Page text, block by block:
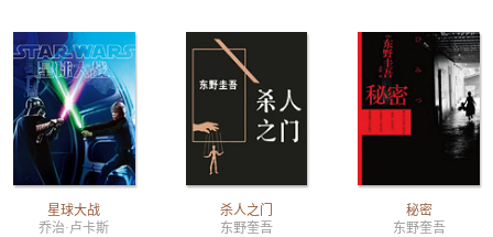
星球大战
乔治·卢卡斯
杀人之门
东野奎吾
秘密
东野奎吾